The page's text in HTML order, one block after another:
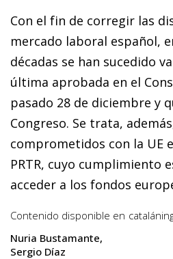
Con el fin de corregir las
mercado laboral español,
décadas se han sucedido
última aprobada en el
pasado 28 de diciembre y
Congreso. Se trata,
comprometidos con la UE
PRTR, cuyo cumplimiento
acceder a los fondos
Contenido disponible en catalán
Nuria Bustamante
Sergio Díaz